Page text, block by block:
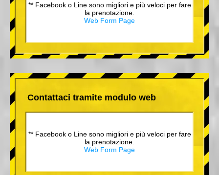
** Facebook o Line sono migliori e più veloci per fare
la prenotazione.
Web Form Page
Contattaci tramite modulo web
** Facebook o Line sono migliori e più veloci per fare
la prenotazione.
Web Form Page